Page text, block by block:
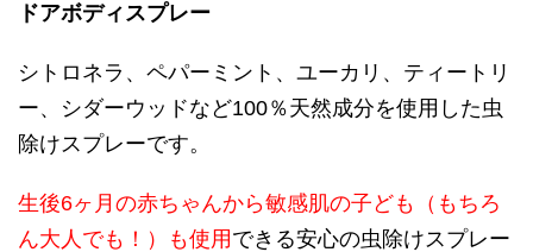
ドアボディスプレー
シトロネラ、ペパーミント、ユーカリ、ティートリ
ー、シダーウッドなど100％天然成分を使用した虫
除けスプレーです。
生後6ヶ月の赤ちゃんから敏感肌の子ども（もちろ
ん大人でも！）も使用 できる安心の虫除けスプレー